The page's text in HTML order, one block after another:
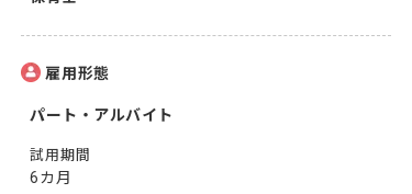
雇用形態
パート・アルバイト
試用期間
6カ月